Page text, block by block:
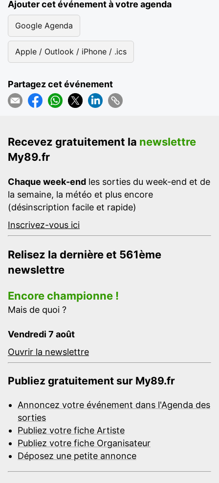
Ajouter cet événement à votre agenda
Google Agenda
Apple / Outlook / iPhone / .ics
Partagez cet événement
Recevez gratuitement la newslettre
My89.fr
Chaque week-end les sorties du week-end et de
la semaine, la météo et plus encore
(désinscription facile et rapide)
Inscrivez-vous ici
Relisez la dernière et 561ème
newslettre
Encore championne !
Mais de quoi ?
Vendredi 7 août
Ouvrir la newslettre
Publiez gratuitement sur My89.fr
Annoncez votre événement dans l'Agenda des
sorties
Publiez votre fiche Artiste
Publiez votre fiche Organisateur
Déposez une petite annonce